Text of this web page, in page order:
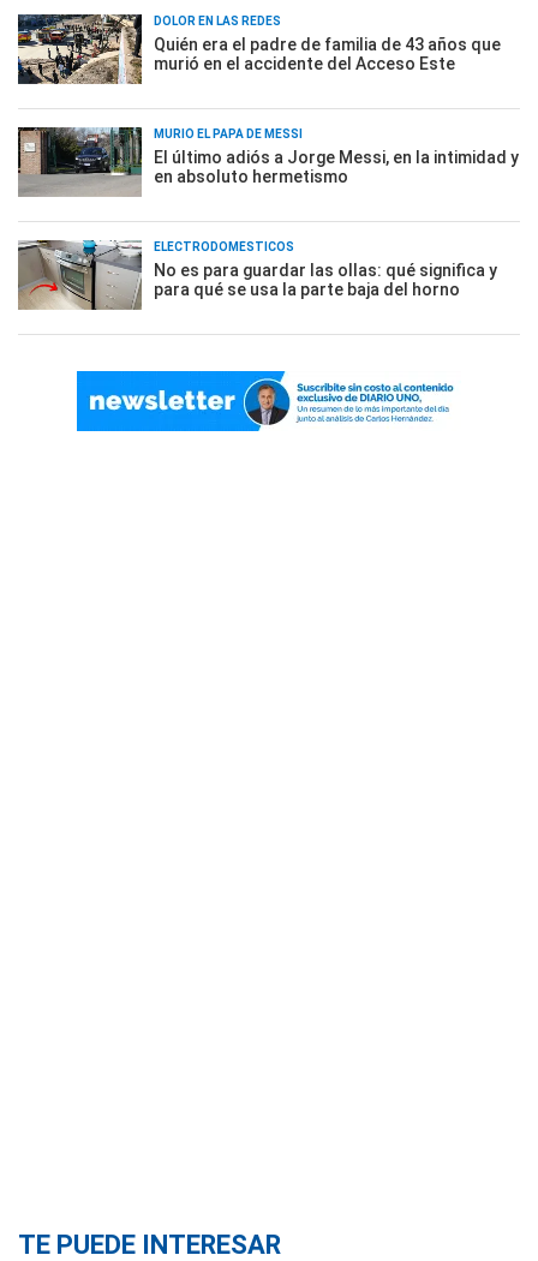
DOLOR EN LAS REDES
Quién era el padre de familia de 43 años que
murió en el accidente del Acceso Este
MURIÓ EL PAPÁ DE MESSI
El último adiós a Jorge Messi, en la intimidad y
en absoluto hermetismo
ELECTRODOMÉSTICOS
No es para guardar las ollas: qué significa y
para qué se usa la parte baja del horno
TE PUEDE INTERESAR